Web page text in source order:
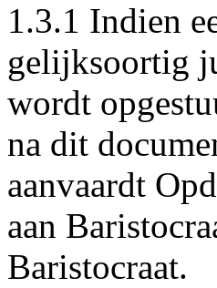
1.3.1 Indien
gelijksoortig
wordt
na dit
aanvaardt
aan
Baristocraat.